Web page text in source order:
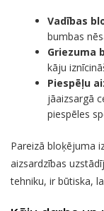
Vadības
bumbas
Griezuma
kāju
Piespēļu
jāaizsargā
piespēles
Pareizā bloķējuma
aizsardzības
tehniku, ir būtiska,